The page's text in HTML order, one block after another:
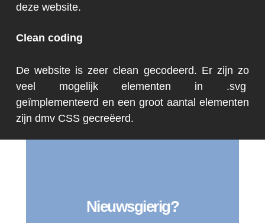
deze website.
Clean coding
De website is zeer clean gecodeerd. Er zijn zo
veel mogelijk elementen in .svg
geïmplementeerd en een groot aantal elementen
zijn dmv CSS gecreëerd.
Nieuwsgierig?